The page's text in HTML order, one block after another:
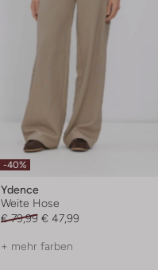
-40%
Ydence
Weite Hose
€ 79,99 € 47,99
+ mehr farben